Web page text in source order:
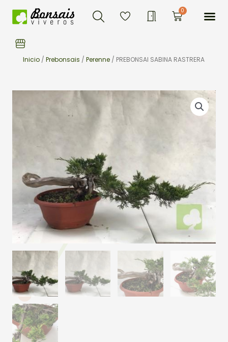
Buscar 0Carrito
Inicio / Prebonsais / Perenne / PREBONSAI SABINA RASTRERA